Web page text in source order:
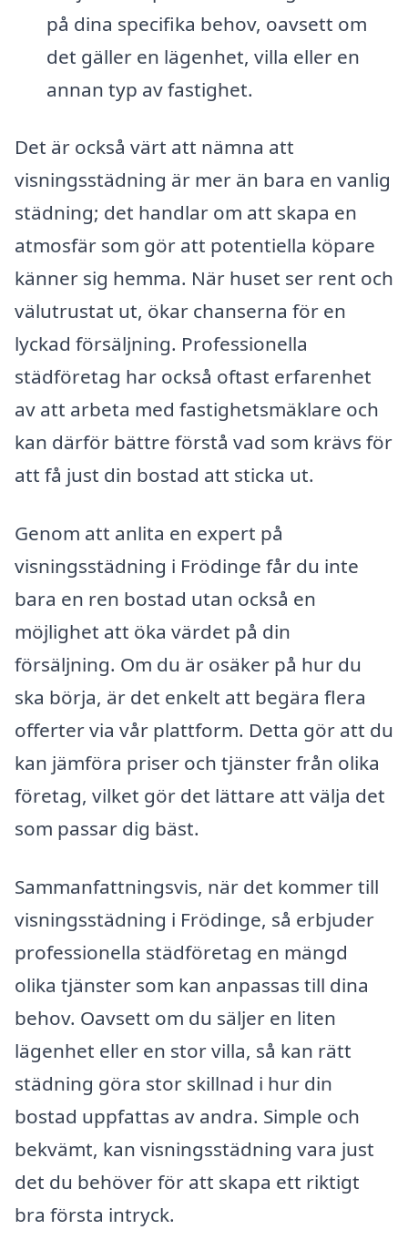
på dina specifika behov, oavsett om
det gäller en lägenhet, villa eller en
annan typ av fastighet.
Det är också värt att nämna att
visningsstädning är mer än bara en vanlig
städning; det handlar om att skapa en
atmosfär som gör att potentiella köpare
känner sig hemma. När huset ser rent och
välutrustat ut, ökar chanserna för en
lyckad försäljning. Professionella
städföretag har också oftast erfarenhet
av att arbeta med fastighetsmäklare och
kan därför bättre förstå vad som krävs för
att få just din bostad att sticka ut.
Genom att anlita en expert på
visningsstädning i Frödinge får du inte
bara en ren bostad utan också en
möjlighet att öka värdet på din
försäljning. Om du är osäker på hur du
ska börja, är det enkelt att begära flera
offerter via vår plattform. Detta gör att du
kan jämföra priser och tjänster från olika
företag, vilket gör det lättare att välja det
som passar dig bäst.
Sammanfattningsvis, när det kommer till
visningsstädning i Frödinge, så erbjuder
professionella städföretag en mängd
olika tjänster som kan anpassas till dina
behov. Oavsett om du säljer en liten
lägenhet eller en stor villa, så kan rätt
städning göra stor skillnad i hur din
bostad uppfattas av andra. Simple och
bekvämt, kan visningsstädning vara just
det du behöver för att skapa ett riktigt
bra första intryck.